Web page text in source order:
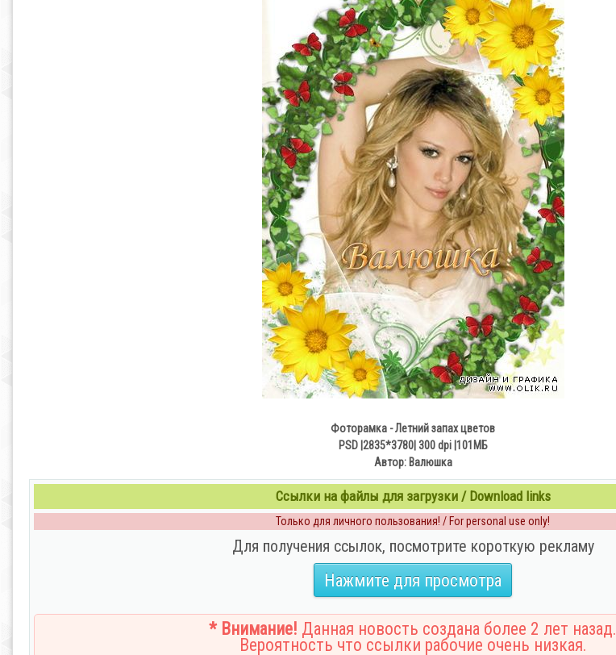
Фоторамка - Летний запах цветов
PSD |2835*3780| 300 dpi |101МБ
Автор: Валюшка
Ссылки на файлы для загрузки / Download links
Только для личного пользования! / For personal use only!
Для получения ссылок, посмотрите короткую рекламу
Нажмите для просмотра
* Внимание! Данная новость создана более 2 лет назад.
Вероятность что ссылки рабочие очень низкая.